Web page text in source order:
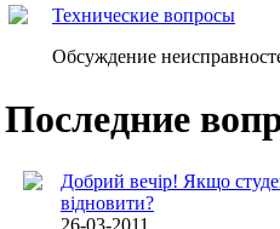
Технические вопросы
Обсуждение
Последние
Добрий вечір! Якщо
відновити?
26-03-2011